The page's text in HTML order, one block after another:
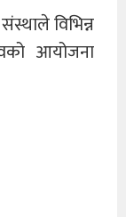
विभिन्न
आयोजना